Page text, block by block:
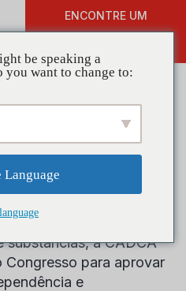
ENCONTRE UM
CARA e
no campo da
substâncias, a CADCA
para aprovar
e
be speaking a
want to change to:
Language